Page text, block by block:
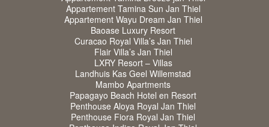
Appartement Tamina Sun Jan Thiel
Appartement Wayu Dream Jan Thiel
Baoase Luxury Resort
Curacao Royal Villa’s Jan Thiel
Flair Villa’s Jan Thiel
LXRY Resort – Villas
Landhuis Kas Geel Willemstad
Mambo Apartments
Papagayo Beach Hotel en Resort
Penthouse Aloya Royal Jan Thiel
Penthouse Fiora Royal Jan Thiel